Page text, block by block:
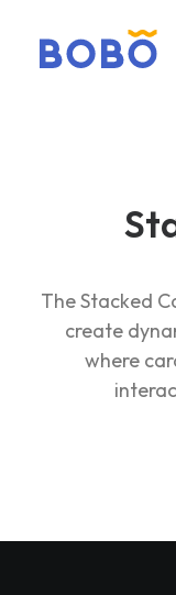
The Stacked
create
where